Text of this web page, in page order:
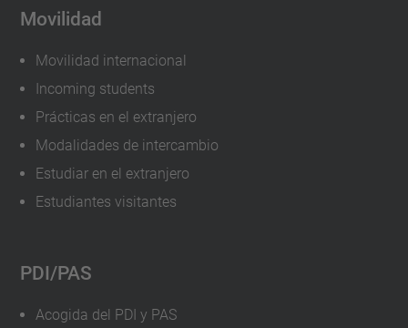
Movilidad
Movilidad internacional
Incoming students
Prácticas en el extranjero
Modalidades de intercambio
Estudiar en el extranjero
Estudiantes visitantes
PDI/PAS
Acogida del PDI y PAS